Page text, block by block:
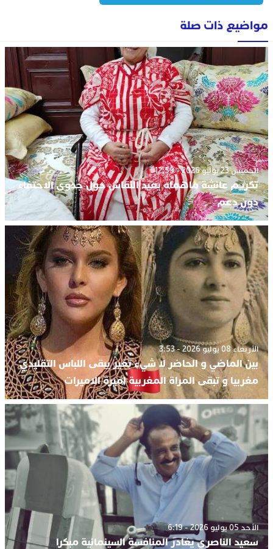
مواضيع ذات صلة
الخميس 23 يوليو 2026 - 12:59
تكريم عائشة ماهماه يعيد النقاش حول جدوى الاحتفاء
دون دعم
الأربعاء 08 يوليو 2026 - 3:53
بين الماضي و الحاضر لا شيء تغير يبقی اللباس التقليدي
مغربيا و تبقی المراة المغربية اميرة الاميرات
الأحد 05 يوليو 2026 - 6:19
سعيد الناصري يغادر المنافسة السينمائية مبكرا